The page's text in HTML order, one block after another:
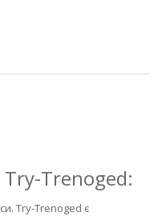
Trenoged:
Try-Trenoged є